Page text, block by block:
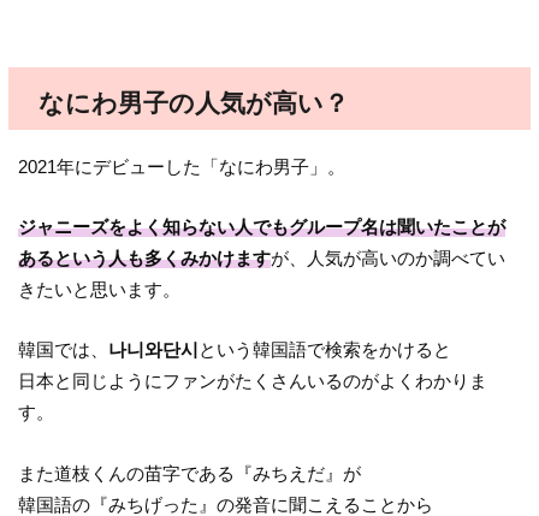
なにわ男子の人気が高い？
2021年にデビューした「なにわ男子」。
ジャニーズをよく知らない人でもグループ名は聞いたことが
あるという人も多くみかけますが、人気が高いのか調べてい
きたいと思います。
韓国では、 나니와단시 という韓国語で検索をかけると
日本と同じようにファンがたくさんいるのがよくわかりま
す。
また道枝くんの苗字である『みちえだ』が
韓国語の『みちげった』の発音に聞こえることから